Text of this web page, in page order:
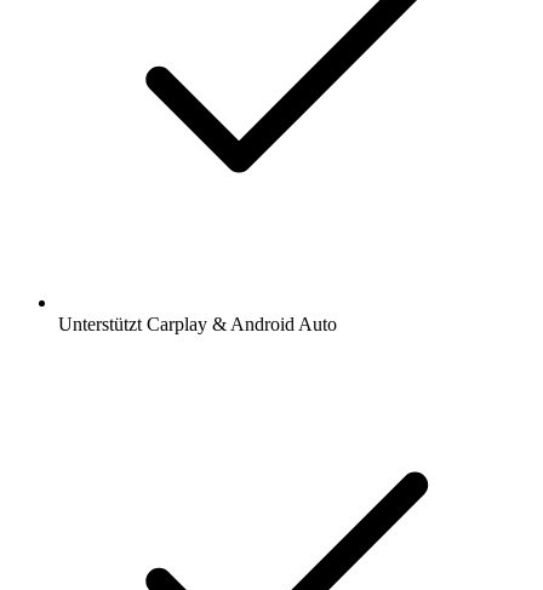
Unterstützt Carplay & Android Auto